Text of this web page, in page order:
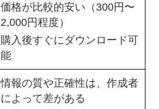
価格が比較的安い（300円〜
2,000円程度）
購入後すぐにダウンロード可
能
情報の質や正確性は、作成者
によって差がある